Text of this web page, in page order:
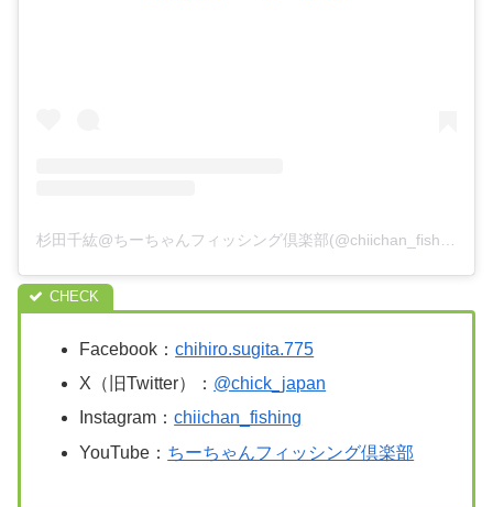
Facebook：chihiro.sugita.775
X（旧Twitter）： @chick_japan
Instagram：chiichan_fishing
YouTube： ちーちゃんフィッシング倶楽部